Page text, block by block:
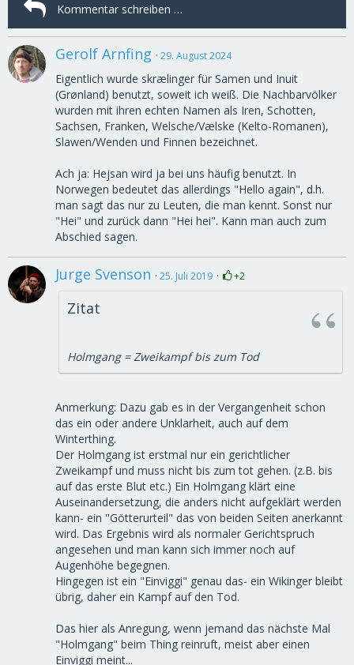
Gerolf Arnfing 29. August 2024
Eigentlich wurde skrælinger für Samen und Inuit
(Grønland) benutzt, soweit ich weiß. Die Nachbarvölker
wurden mit ihren echten Namen als Iren, Schotten,
Sachsen, Franken, Welsche/Vælske (Kelto-Romanen),
Slawen/Wenden und Finnen bezeichnet.
Ach ja: Hejsan wird ja bei uns häufig benutzt. In
Norwegen bedeutet das allerdings "Hello again", d.h.
man sagt das nur zu Leuten, die man kennt. Sonst nur
"Hei" und zurück dann "Hei hei". Kann man auch zum
Abschied sagen.
Jurge Svenson 25. Juli 2019 +2
Zitat
Holmgang = Zweikampf bis zum Tod
Anmerkung: Dazu gab es in der Vergangenheit schon
das ein oder andere Unklarheit, auch auf dem
Winterthing.
Der Holmgang ist erstmal nur ein gerichtlicher
Zweikampf und muss nicht bis zum tot gehen. (z.B. bis
auf das erste Blut etc.) Ein Holmgang klärt eine
Auseinandersetzung, die anders nicht aufgeklärt werden
kann- ein "Götterurteil" das von beiden Seiten anerkannt
wird. Das Ergebnis wird als normaler Gerichtspruch
angesehen und man kann sich immer noch auf
Augenhöhe begegnen.
Hingegen ist ein "Einviggi" genau das- ein Wikinger bleibt
übrig, daher ein Kampf auf den Tod.
Das hier als Anregung, wenn jemand das nächste Mal
"Holmgang" beim Thing reinruft, meist aber einen
Einviggi meint...